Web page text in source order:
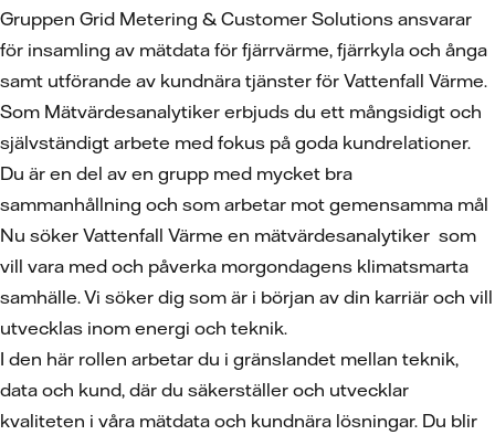
Gruppen Grid Metering & Customer Solutions ansvarar
för insamling av mätdata för fjärrvärme, fjärrkyla och ånga
samt utförande av kundnära tjänster för Vattenfall Värme.
Som Mätvärdesanalytiker erbjuds du ett mångsidigt och
självständigt arbete med fokus på goda kundrelationer.
Du är en del av en grupp med mycket bra
sammanhållning och som arbetar mot gemensamma mål
Nu söker Vattenfall Värme en mätvärdesanalytiker som
vill vara med och påverka morgondagens klimatsmarta
samhälle. Vi söker dig som är i början av din karriär och vill
utvecklas inom energi och teknik.
I den här rollen arbetar du i gränslandet mellan teknik,
data och kund, där du säkerställer och utvecklar
kvaliteten i våra mätdata och kundnära lösningar. Du blir